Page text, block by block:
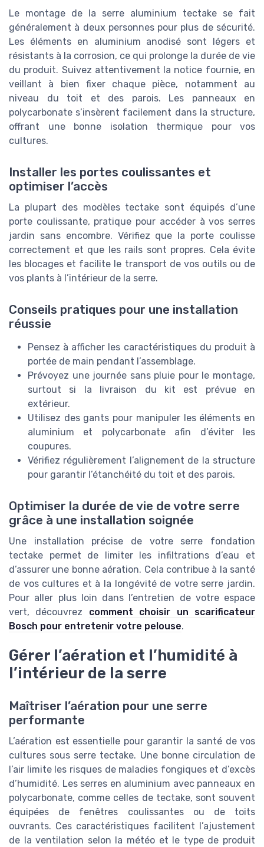
Le montage de la serre aluminium tectake se fait
généralement à deux personnes pour plus de sécurité.
Les éléments en aluminium anodisé sont légers et
résistants à la corrosion, ce qui prolonge la durée de vie
du produit. Suivez attentivement la notice fournie, en
veillant à bien fixer chaque pièce, notamment au
niveau du toit et des parois. Les panneaux en
polycarbonate s’insèrent facilement dans la structure,
offrant une bonne isolation thermique pour vos
cultures.
Installer les portes coulissantes et
optimiser l’accès
La plupart des modèles tectake sont équipés d’une
porte coulissante, pratique pour accéder à vos serres
jardin sans encombre. Vérifiez que la porte coulisse
correctement et que les rails sont propres. Cela évite
les blocages et facilite le transport de vos outils ou de
vos plants à l’intérieur de la serre.
Conseils pratiques pour une installation
réussie
Pensez à afficher les caractéristiques du produit à
portée de main pendant l’assemblage.
Prévoyez une journée sans pluie pour le montage,
surtout si la livraison du kit est prévue en
extérieur.
Utilisez des gants pour manipuler les éléments en
aluminium et polycarbonate afin d’éviter les
coupures.
Vérifiez régulièrement l’alignement de la structure
pour garantir l’étanchéité du toit et des parois.
Optimiser la durée de vie de votre serre
grâce à une installation soignée
Une installation précise de votre serre fondation
tectake permet de limiter les infiltrations d’eau et
d’assurer une bonne aération. Cela contribue à la santé
de vos cultures et à la longévité de votre serre jardin.
Pour aller plus loin dans l’entretien de votre espace
vert, découvrez comment choisir un scarificateur
Bosch pour entretenir votre pelouse.
Gérer l’aération et l’humidité à
l’intérieur de la serre
Maîtriser l’aération pour une serre
performante
L’aération est essentielle pour garantir la santé de vos
cultures sous serre tectake. Une bonne circulation de
l’air limite les risques de maladies fongiques et d’excès
d’humidité. Les serres en aluminium avec panneaux en
polycarbonate, comme celles de tectake, sont souvent
équipées de fenêtres coulissantes ou de toits
ouvrants. Ces caractéristiques facilitent l’ajustement
de la ventilation selon la météo et le type de produit